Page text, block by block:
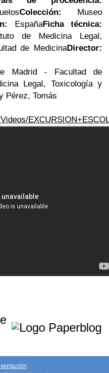
Colección:
Museo
EspañaFicha técnica:
de Medicina Legal,
de MedicinaDirector:
Madrid - Facultad de
Legal, Toxicología y
Pérez, Tomás